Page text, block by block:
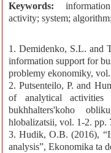
Keywords:
activity; system;
1. Demidenko, S.L. and
information support for
problemy ekonomiky,
2. Putsenteilo, P. and
of analytical activities
bukhhalters'koho
hlobalizatsii, vol. 1-2. pp.
3. Hudik, O.B. (2016),
analysis”, Ekonomika ta